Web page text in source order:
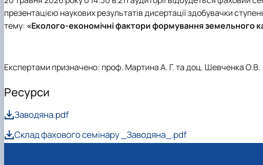
Успішні випускники
GeoCampus Hub
Проведення відкритих лекцій
Неформальна освіта
презентацією наукових результатів дисертації здобувачки
тему: «Еколого-економічні фактори формування земельного
Експертами призначено: проф. Мартина А. Г. та доц. Шевченка О.В.
Ресурси
Заводяна.pdf
Склад фахового семінару _Заводяна_.pdf